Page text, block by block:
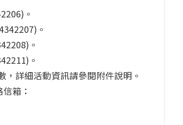
。
。
。
。
詳細活動資訊請參閱附件說明。
箱：